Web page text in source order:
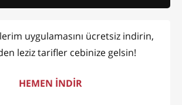
uygulamasını ücretsiz indirin,
leziz tarifler cebinize gelsin!
HEMEN İNDİR